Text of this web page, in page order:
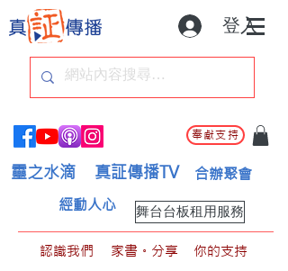
登入
奉獻支持
靈之水滴 真証傳播TV 合辦聚會
舞台台板租用服務
經動人心
認識我們 家書。分享
你的支持